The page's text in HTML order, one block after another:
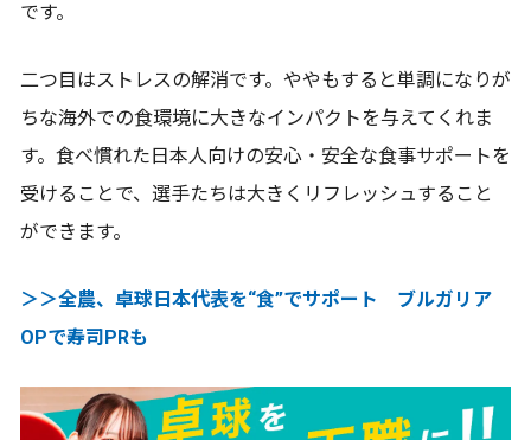
です。
二つ目はストレスの解消です。ややもすると単調になりが
ちな海外での食環境に大きなインパクトを与えてくれま
す。食べ慣れた日本人向けの安心・安全な食事サポートを
受けることで、選手たちは大きくリフレッシュすること
ができます。
＞＞全農、卓球日本代表を“食”でサポート ブルガリア
OPで寿司PRも